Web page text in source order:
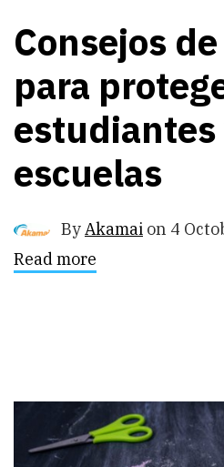
Consejos
para
estudiantes
escuelas
ByAkamai on 4
Read more
y
a
las
escuelas